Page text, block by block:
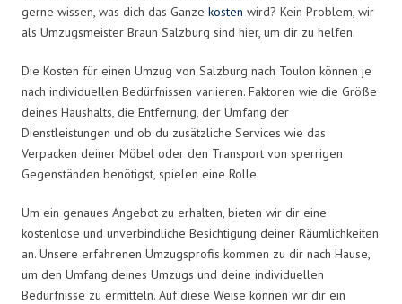
gerne wissen, was dich das Ganze kosten wird? Kein Problem, wir
als Umzugsmeister Braun Salzburg sind hier, um dir zu helfen.
Die Kosten für einen Umzug von Salzburg nach Toulon können je
nach individuellen Bedürfnissen variieren. Faktoren wie die Größe
deines Haushalts, die Entfernung, der Umfang der
Dienstleistungen und ob du zusätzliche Services wie das
Verpacken deiner Möbel oder den Transport von sperrigen
Gegenständen benötigst, spielen eine Rolle.
Um ein genaues Angebot zu erhalten, bieten wir dir eine
kostenlose und unverbindliche Besichtigung deiner Räumlichkeiten
an. Unsere erfahrenen Umzugsprofis kommen zu dir nach Hause,
um den Umfang deines Umzugs und deine individuellen
Bedürfnisse zu ermitteln. Auf diese Weise können wir dir ein